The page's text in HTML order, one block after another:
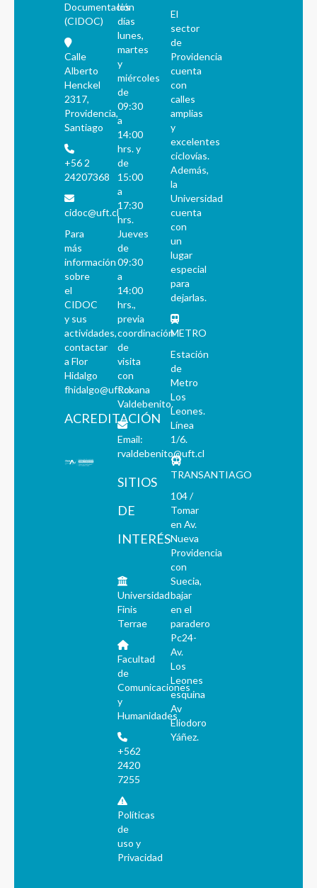
Documentación
(CIDOC)
Calle
Alberto
Henckel
2317,
Providencia,
Santiago
+56 2
24207368
cidoc@uft.cl
Para
más
información
sobre
el
CIDOC
y sus
actividades,
contactar
a Flor
Hidalgo
fhidalgo@uft.cl
ACREDITACIÓN
los
días
lunes,
martes
y
miércoles
de
09:30
a
14:00
hrs. y
de
15:00
a
17:30
hrs.
Jueves
de
09:30
a
14:00
hrs.,
previa
coordinación
de
visita
con
Roxana
Valdebenito.
Email:
rvaldebenito@uft.cl
SITIOS
DE
INTERÉS
Universidad
Finis
Terrae
Facultad
de
Comunicaciones
y
Humanidades
+562
2420
7255
Políticas
de
uso y
Privacidad
El
sector
de
Providencia
cuenta
con
calles
amplias
y
excelentes
ciclovías.
Además,
la
Universidad
cuenta
con
un
lugar
especial
para
dejarlas.
METRO
Estación
de
Metro
Los
Leones.
Línea
1/6.
TRANSANTIAGO
104 /
Tomar
en Av.
Nueva
Providencia
con
Suecia,
bajar
en el
paradero
Pc24-
Av.
Los
Leones
esquina
Av
Eliodoro
Yáñez.